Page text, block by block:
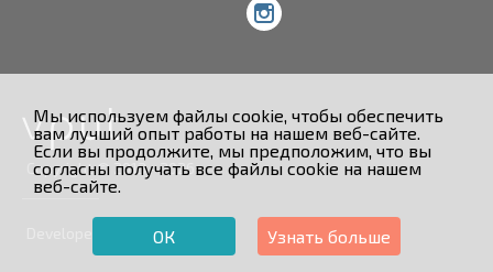
Мы используем файлы cookie, чтобы обеспечить
вам лучший опыт работы на нашем веб-сайте.
Если вы продолжите, мы предположим, что вы
согласны получать все файлы cookie на нашем
веб-сайте.
ОК Узнать больше
Copyright © 2013 - 2026